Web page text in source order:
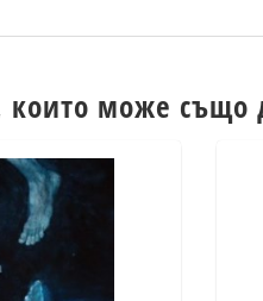
които може също